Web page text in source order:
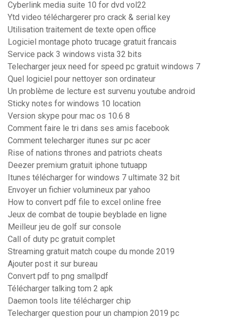
Cyberlink media suite 10 for dvd vol22
Ytd video téléchargerer pro crack & serial key
Utilisation traitement de texte open office
Logiciel montage photo trucage gratuit francais
Service pack 3 windows vista 32 bits
Telecharger jeux need for speed pc gratuit windows 7
Quel logiciel pour nettoyer son ordinateur
Un problème de lecture est survenu youtube android
Sticky notes for windows 10 location
Version skype pour mac os 10.6 8
Comment faire le tri dans ses amis facebook
Comment telecharger itunes sur pc acer
Rise of nations thrones and patriots cheats
Deezer premium gratuit iphone tutuapp
Itunes télécharger for windows 7 ultimate 32 bit
Envoyer un fichier volumineux par yahoo
How to convert pdf file to excel online free
Jeux de combat de toupie beyblade en ligne
Meilleur jeu de golf sur console
Call of duty pc gratuit complet
Streaming gratuit match coupe du monde 2019
Ajouter post it sur bureau
Convert pdf to png smallpdf
Télécharger talking tom 2 apk
Daemon tools lite télécharger chip
Telecharger question pour un champion 2019 pc